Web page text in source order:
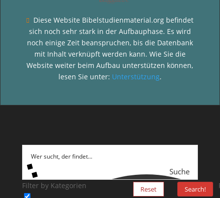

Diese Website Bibelstudienmaterial.org befindet
sich noch sehr stark in der Aufbauphase. Es wird
noch einige Zeit beanspruchen, bis die Datenbank
mit Inhalt verknüpft werden kann. Wie Sie die
Website weiter beim Aufbau unterstützen können,
lesen Sie unter: Unterstützung.
Suche
Filter by Kategorien Reset Search!